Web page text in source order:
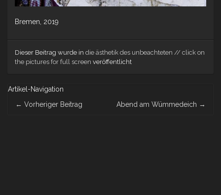
Bremen, 2019
Dieser Beitrag wurde in die ästhetik des unbeachteten // click on
the pictures for full screen veröffentlicht
Artikel-Navigation
← Vorheriger Beitrag Abend am Wümmedeich →